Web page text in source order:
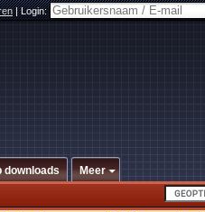
|Login:
downloads Meer